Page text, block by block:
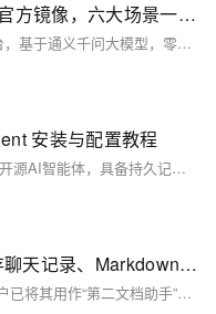
免环境配置！阿里云 OpenClaw 官方镜像，六大场景一键部署教程
阿里云官方推出的OpenClaw智能助理平台，基于通义千问大模型，零代码即可快速部署。覆盖超级助理、内容创作、股票分析、一人团队、开发助手、海外运营六大场景，助力开发者提效降本、加速业务增长。（239字）
安装与配置教程
Hermes Agent 是 Nous Research 推出的开源AI智能体，具备持久记忆、自主进化能力。内置47种工具，支持Telegram/Discord等平台；提供全域检索、三层记忆、任务自动化、风格化创作与多语种语音交互五大核心功能。45.7MB轻量包，Windows一键本地部署，零基础可用。（239字）
DeepSeek 怎么导出 Word？保存聊天记录、Markdown、公式的 5 种方法（2026 最新）
DeepSeek虽无官方Word导出功能，但用户已将其用作“第二文档助手”。本文详解5种导出方案：复制粘贴（简易）、Markdown转换（稳定）、Pandoc（专业）、在线工具（便捷）及DS随心转插件（全自动支持公式/表格/流程图）。适配学生、开发者与AI重度用户，助你高效交付高质量Word文档。